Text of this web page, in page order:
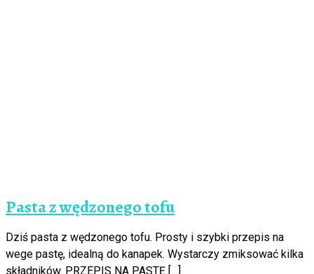
Pasta z wędzonego tofu
Dziś pasta z wędzonego tofu. Prosty i szybki przepis na
wege pastę, idealną do kanapek. Wystarczy zmiksować kilka
składników. PRZEPIS NA PASTĘ […]